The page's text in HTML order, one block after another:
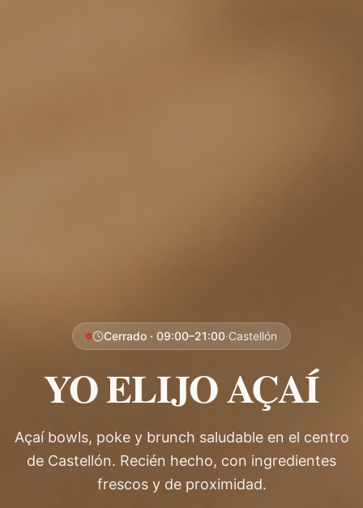
Cerrado · 09:00–21:00·Castellón
YO ELIJO AÇAÍ
Açaí bowls, poke y brunch saludable en el centro
de Castellón. Recién hecho, con ingredientes
frescos y de proximidad.